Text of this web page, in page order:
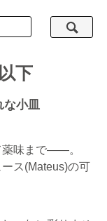
下
な小皿
薬味まで――。
ス(Mateus)の可